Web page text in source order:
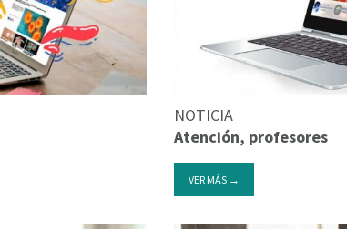
NOTICIA
Atención, profesores
VER MÁS →